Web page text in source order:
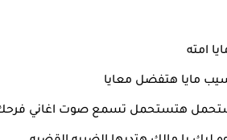
امته
مايا هتفضل معايا
هتستحمل تسمع صوت اغاني فرحك